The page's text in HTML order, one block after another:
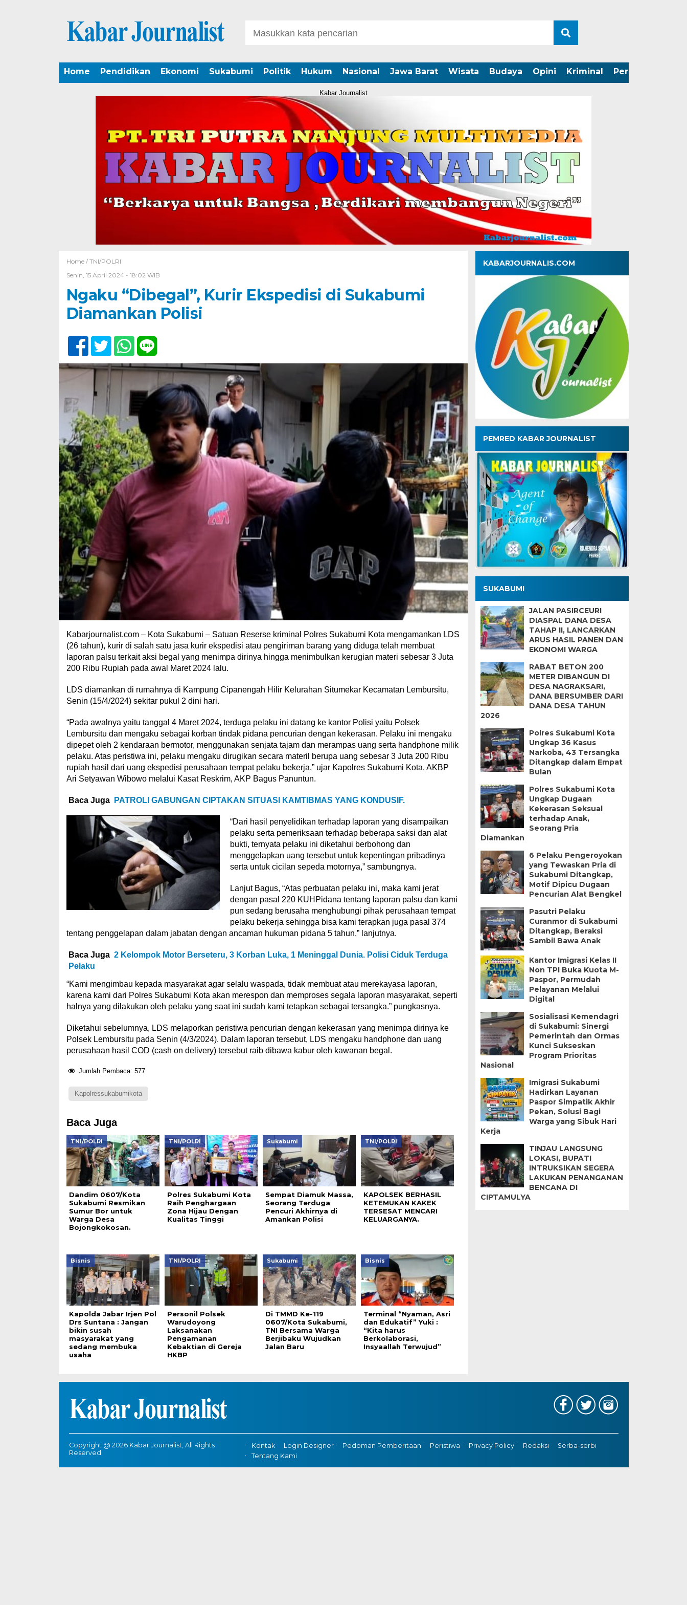
Home Pendidikan Ekonomi Sukabumi Politik Hukum Nasional Jawa Barat Wisata Budaya Opini Kriminal Peristiwa
Kabar Journalist
Home / TNI/POLRI
Senin, 15 April 2024 - 18:02 WIB
Ngaku “Dibegal”, Kurir Ekspedisi di Sukabumi
Diamankan Polisi
Kabarjournalist.com – Kota Sukabumi – Satuan Reserse kriminal Polres Sukabumi Kota mengamankan LDS
(26 tahun), kurir di salah satu jasa kurir ekspedisi atau pengiriman barang yang diduga telah membuat
laporan palsu terkait aksi begal yang menimpa dirinya hingga menimbulkan kerugian materi sebesar 3 Juta
200 Ribu Rupiah pada awal Maret 2024 lalu.
LDS diamankan di rumahnya di Kampung Cipanengah Hilir Kelurahan Situmekar Kecamatan Lembursitu,
Senin (15/4/2024) sekitar pukul 2 dini hari.
“Pada awalnya yaitu tanggal 4 Maret 2024, terduga pelaku ini datang ke kantor Polisi yaitu Polsek
Lembursitu dan mengaku sebagai korban tindak pidana pencurian dengan kekerasan. Pelaku ini mengaku
dipepet oleh 2 kendaraan bermotor, menggunakan senjata tajam dan merampas uang serta handphone milik
pelaku. Atas peristiwa ini, pelaku mengaku dirugikan secara materil berupa uang sebesar 3 Juta 200 Ribu
rupiah hasil dari uang ekspedisi perusahaan tempat pelaku bekerja,” ujar Kapolres Sukabumi Kota, AKBP
Ari Setyawan Wibowo melalui Kasat Reskrim, AKP Bagus Panuntun.
Baca Juga PATROLI GABUNGAN CIPTAKAN SITUASI KAMTIBMAS YANG KONDUSIF.
“Dari hasil penyelidikan terhadap laporan yang disampaikan
pelaku serta pemeriksaan terhadap beberapa saksi dan alat
bukti, ternyata pelaku ini diketahui berbohong dan
menggelapkan uang tersebut untuk kepentingan pribadinya
serta untuk cicilan sepeda motornya,” sambungnya.
Lanjut Bagus, “Atas perbuatan pelaku ini, maka kami jerat
dengan pasal 220 KUHPidana tentang laporan palsu dan kami
pun sedang berusaha menghubungi pihak perusahaan tempat
pelaku bekerja sehingga bisa kami terapkan juga pasal 374
tentang penggelapan dalam jabatan dengan ancaman hukuman pidana 5 tahun,” lanjutnya.
Baca Juga 2 Kelompok Motor Berseteru, 3 Korban Luka, 1 Meninggal Dunia. Polisi Ciduk Terduga
Pelaku
“Kami mengimbau kepada masyarakat agar selalu waspada, tidak membuat atau merekayasa laporan,
karena kami dari Polres Sukabumi Kota akan merespon dan memproses segala laporan masyarakat, seperti
halnya yang dilakukan oleh pelaku yang saat ini sudah kami tetapkan sebagai tersangka.” pungkasnya.
Diketahui sebelumnya, LDS melaporkan peristiwa pencurian dengan kekerasan yang menimpa dirinya ke
Polsek Lembursitu pada Senin (4/3/2024). Dalam laporan tersebut, LDS mengaku handphone dan uang
perusahaan hasil COD (cash on delivery) tersebut raib dibawa kabur oleh kawanan begal.
Jumlah Pembaca: 577
Kapolressukabumikota
Baca Juga
TNI/POLRI
Dandim 0607/Kota
Sukabumi Resmikan
Sumur Bor untuk
Warga Desa
Bojongkokosan.
TNI/POLRI
Polres Sukabumi Kota
Raih Penghargaan
Zona Hijau Dengan
Kualitas Tinggi
Sukabumi
Sempat Diamuk Massa,
Seorang Terduga
Pencuri Akhirnya di
Amankan Polisi
TNI/POLRI
KAPOLSEK BERHASIL
KETEMUKAN KAKEK
TERSESAT MENCARI
KELUARGANYA.
Bisnis
Kapolda Jabar Irjen Pol
Drs Suntana : Jangan
bikin susah
masyarakat yang
sedang membuka
usaha
TNI/POLRI
Personil Polsek
Warudoyong
Laksanakan
Pengamanan
Kebaktian di Gereja
HKBP
Sukabumi
Di TMMD Ke-119
0607/Kota Sukabumi,
TNI Bersama Warga
Berjibaku Wujudkan
Jalan Baru
Bisnis
Terminal “Nyaman, Asri
dan Edukatif” Yuki :
“Kita harus
Berkolaborasi,
Insyaallah Terwujud”
KABARJOURNALIS.COM
PEMRED KABAR JOURNALIST
SUKABUMI
JALAN PASIRCEURI
DIASPAL DANA DESA
TAHAP II, LANCARKAN
ARUS HASIL PANEN DAN
EKONOMI WARGA
RABAT BETON 200
METER DIBANGUN DI
DESA NAGRAKSARI,
DANA BERSUMBER DARI
DANA DESA TAHUN
2026
Polres Sukabumi Kota
Ungkap 36 Kasus
Narkoba, 43 Tersangka
Ditangkap dalam Empat
Bulan
Polres Sukabumi Kota
Ungkap Dugaan
Kekerasan Seksual
terhadap Anak,
Seorang Pria
Diamankan
6 Pelaku Pengeroyokan
yang Tewaskan Pria di
Sukabumi Ditangkap,
Motif Dipicu Dugaan
Pencurian Alat Bengkel
Pasutri Pelaku
Curanmor di Sukabumi
Ditangkap, Beraksi
Sambil Bawa Anak
Kantor Imigrasi Kelas II
Non TPI Buka Kuota M-
Paspor, Permudah
Pelayanan Melalui
Digital
Sosialisasi Kemendagri
di Sukabumi: Sinergi
Pemerintah dan Ormas
Kunci Sukseskan
Program Prioritas
Nasional
Imigrasi Sukabumi
Hadirkan Layanan
Paspor Simpatik Akhir
Pekan, Solusi Bagi
Warga yang Sibuk Hari
Kerja
TINJAU LANGSUNG
LOKASI, BUPATI
INTRUKSIKAN SEGERA
LAKUKAN PENANGANAN
BENCANA DI
CIPTAMULYA
Copyright @ 2026 Kabar Journalist, All Rights
Reserved
Kontak Login Designer Pedoman Pemberitaan Peristiwa Privacy Policy Redaksi
Serba-serbi
Tentang Kami